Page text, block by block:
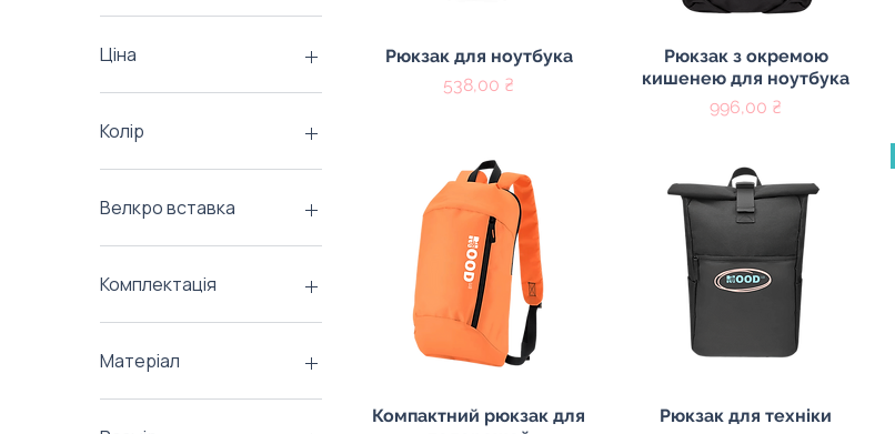
Ціна
Колір
Велкро вставка
1 шеврон
3 шеврони
Без шевронів
З
Комплектація
З брелком
Органайзер
Матеріал
100% бавовна
Швидкий перегляд
Рюкзак для ноутбука
Ціна
538,00 ₴
Швидкий перегляд
Рюкзак з окремою
кишенею для ноутбука
Ціна
996,00 ₴
Швидкий перегляд
Компактний рюкзак для
Швидкий перегляд
Рюкзак для техніки